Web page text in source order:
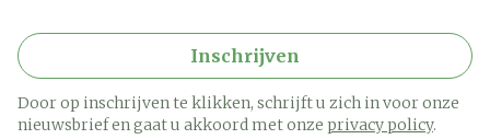
Inschrijven
Door op inschrijven te klikken, schrijft u zich in voor onze
nieuwsbrief en gaat u akkoord met onze privacy policy.